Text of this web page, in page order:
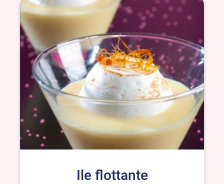
Ile flottante